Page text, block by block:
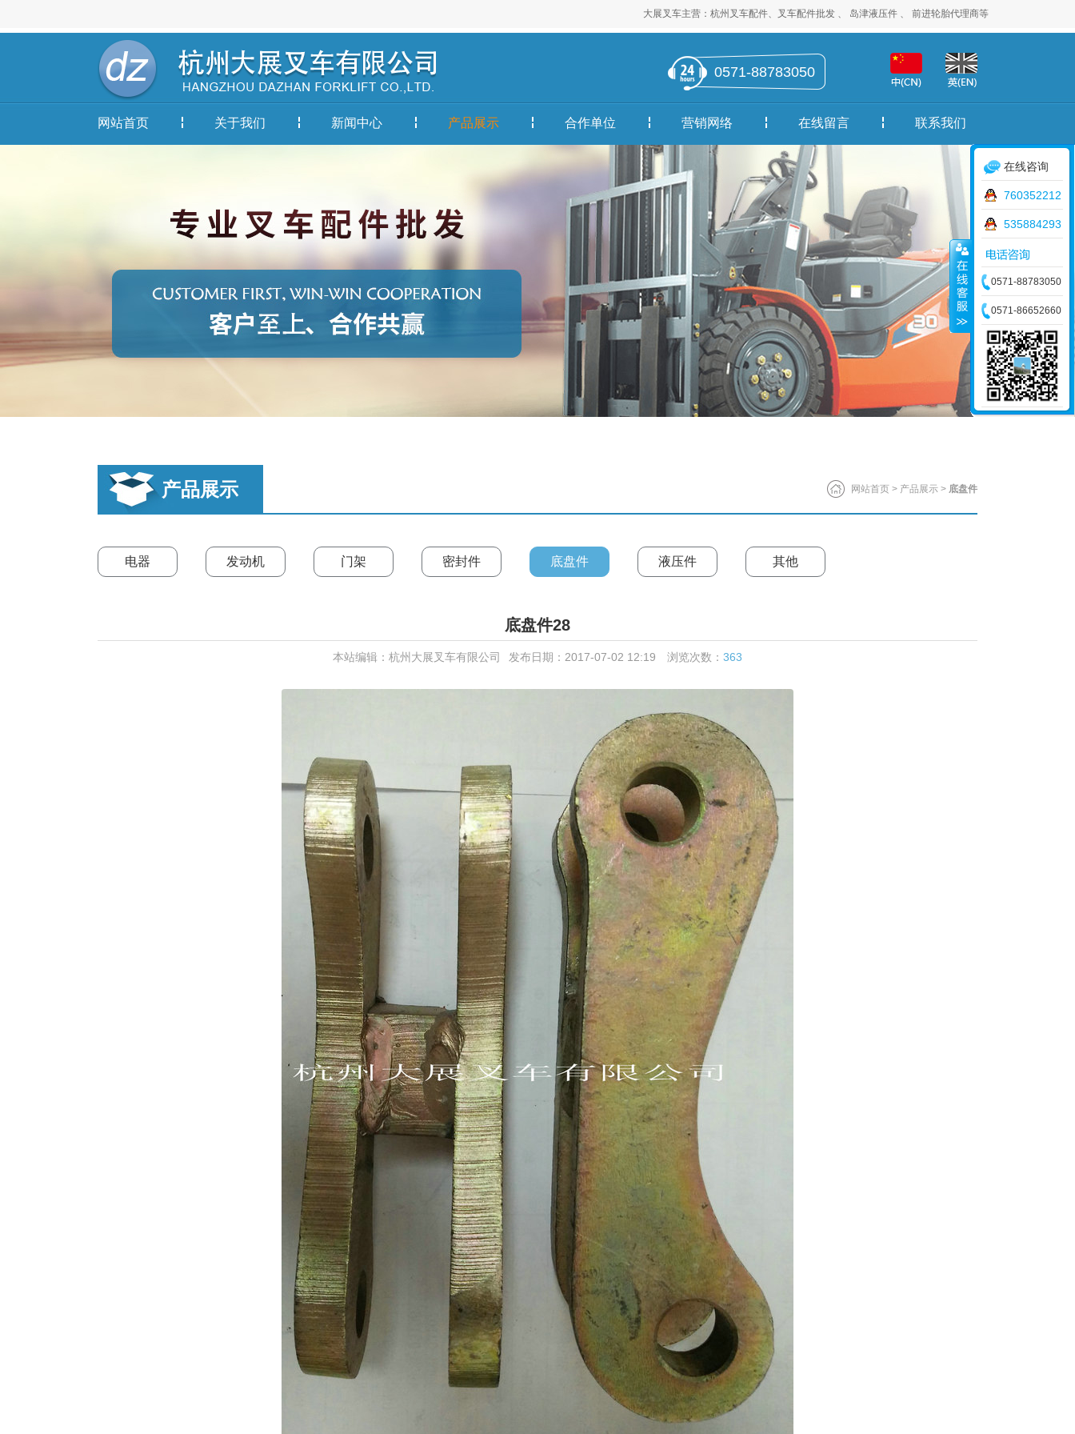
大展叉车主营：杭州叉车配件、叉车配件批发 、 岛津液压件 、 前进轮胎代理商等
0571-88783050
网站首页 关于我们 新闻中心 产品展示 合作单位 营销网络 在线留言 联系我们
在线咨询
760352212
535884293
0571-88783050
0571-86652660
产品展示 网站首页 > 产品展示 > 底盘件
电器 发动机 门架 密封件 底盘件 液压件 其他
底盘件28
本站编辑：杭州大展叉车有限公司 发布日期：2017-07-02 12:19 浏览次数： 363